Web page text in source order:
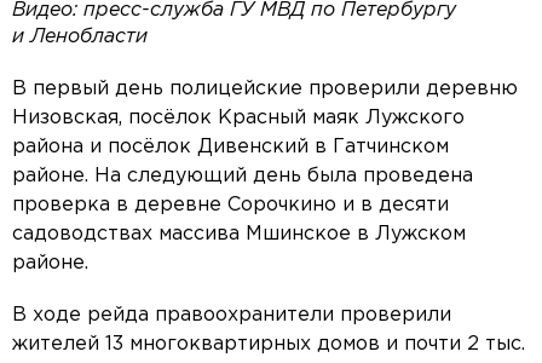
Видео: пресс-служба ГУ МВД по Петербургу
и Ленобласти
В первый день полицейские проверили деревню
Низовская, посёлок Красный маяк Лужского
района и посёлок Дивенский в Гатчинском
районе. На следующий день была проведена
проверка в деревне Сорочкино и в десяти
садоводствах массива Мшинское в Лужском
районе.
В ходе рейда правоохранители проверили
жителей 13 многоквартирных домов и почти 2 тыс.